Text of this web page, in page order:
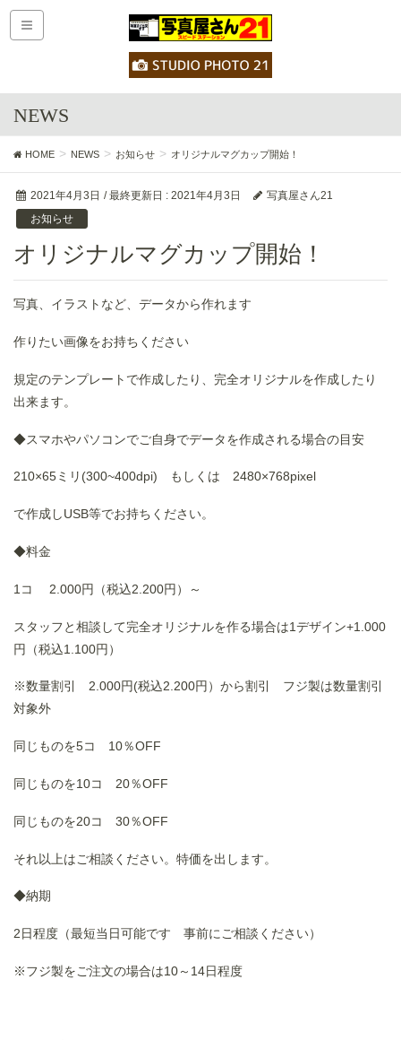
NEWS
HOME NEWS お知らせ オリジナルマグカップ開始！
2021年4月3日 / 最終更新日 : 2021年4月3日
写真屋さん21
お知らせ
オリジナルマグカップ開始！
写真、イラストなど、データから作れます
作りたい画像をお持ちください
規定のテンプレートで作成したり、完全オリジナルを作成したり
出来ます。
◆スマホやパソコンでご自身でデータを作成される場合の目安
210×65ミリ(300~400dpi) もしくは 2480×768pixel
で作成しUSB等でお持ちください。
◆料金
1コ 2.000円（税込2.200円）～
スタッフと相談して完全オリジナルを作る場合は1デザイン+1.000
円（税込1.100円）
※数量割引 2.000円(税込2.200円）から割引 フジ製は数量割引
対象外
同じものを5コ 10％OFF
同じものを10コ 20％OFF
同じものを20コ 30％OFF
それ以上はご相談ください。特価を出します。
◆納期
2日程度（最短当日可能です 事前にご相談ください）
※フジ製をご注文の場合は10～14日程度